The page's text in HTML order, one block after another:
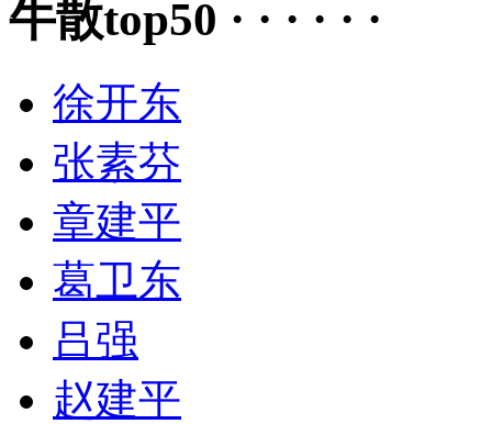
牛散top50 · · · · · ·
徐开东
张素芬
章建平
葛卫东
吕强
赵建平